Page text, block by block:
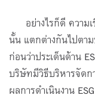
อย่างไรก็ดี ความเ
นั้น แตกต่างกันไปตาม
ก่อนว่าประเด็นด้าน
บริษัทมีวิธีบริหารจัดก
ผลการดำเนินงาน